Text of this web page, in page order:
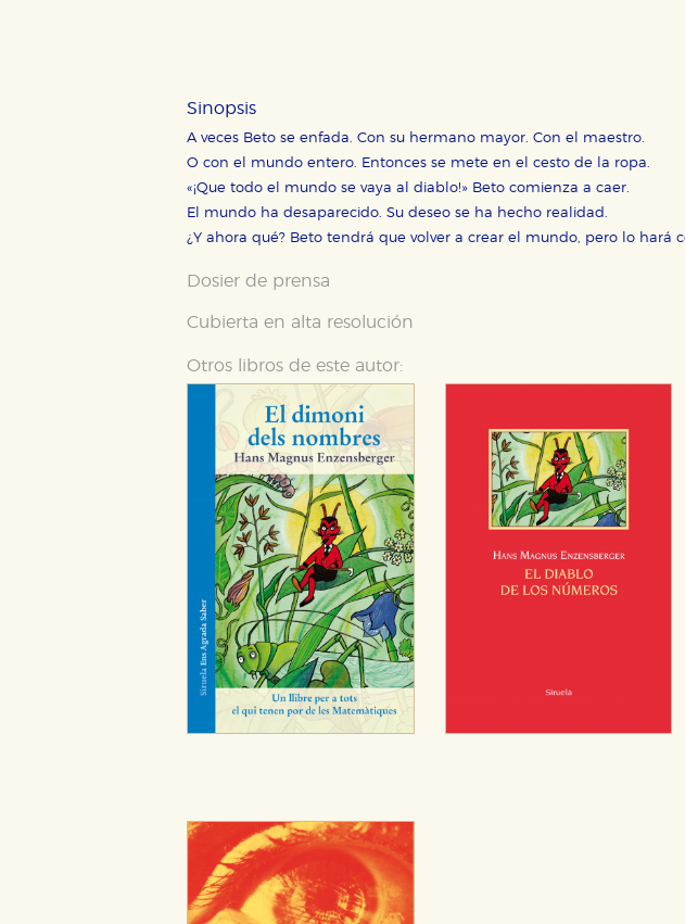
Sinopsis
A veces Beto se enfada. Con su hermano mayor. Con el maestro.
O con el mundo entero. Entonces se mete en el cesto de la ropa.
«¡Que todo el mundo se vaya al diablo!» Beto comienza a caer.
El mundo ha desaparecido. Su deseo se ha hecho realidad.
¿Y ahora qué? Beto tendrá que volver a crear el mundo, pero lo hará
Dosier de prensa
Cubierta en alta resolución
Otros libros de este autor:
CONFIGURACIÓN DE COOKIES
Cookies necesarias
Estas cookies son necesarias para que nuestro sitio web
hacerlo desde el navegador, pero en ese caso es
Cookies de rendimiento y analíticas
Estas cookies se utilizan para mejorar su experiencia de
configuraciones de servicios para que no tenga que
tanto, es anónima.
Cookies de publicidad y redes sociales
Estas cookies son gestionadas por nuestros socios
otros sitios. No almacenan directamente información
dispositivo de internet.
GUARDAR CONFIGURACIÓN